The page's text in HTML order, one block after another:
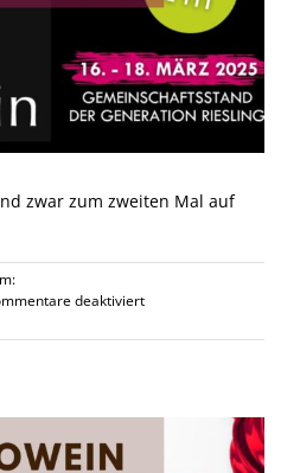
zwar zum zweiten Mal auf
deaktiviertfür
2025